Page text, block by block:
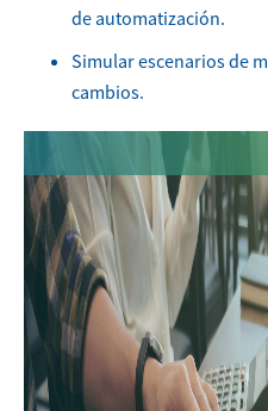
de automatización.
Simular escenarios de
cambios.